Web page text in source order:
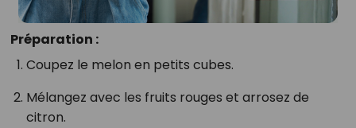
Préparation :
Coupez le melon en petits cubes.
Mélangez avec les fruits rouges et arrosez de
citron.